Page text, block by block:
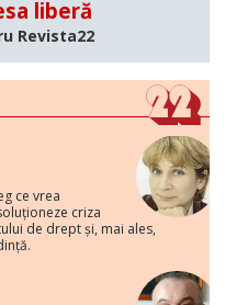
liberă
Revista22
ce vrea
criza
de drept și, mai ales,